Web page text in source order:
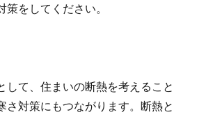
をしてください。
して、住まいの断熱を考えること
さ対策にもつながります。断熱と